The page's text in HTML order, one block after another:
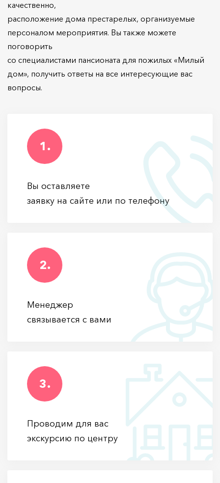
качественно,
расположение дома престарелых, организуемые
персоналом мероприятия. Вы также можете
поговорить
со специалистами пансионата для пожилых «Милый
дом», получить ответы на все интересующие вас
вопросы.
1.
Вы оставляете
заявку на сайте или по телефону
2.
Менеджер
связывается с вами
3.
Проводим для вас
экскурсию по центру